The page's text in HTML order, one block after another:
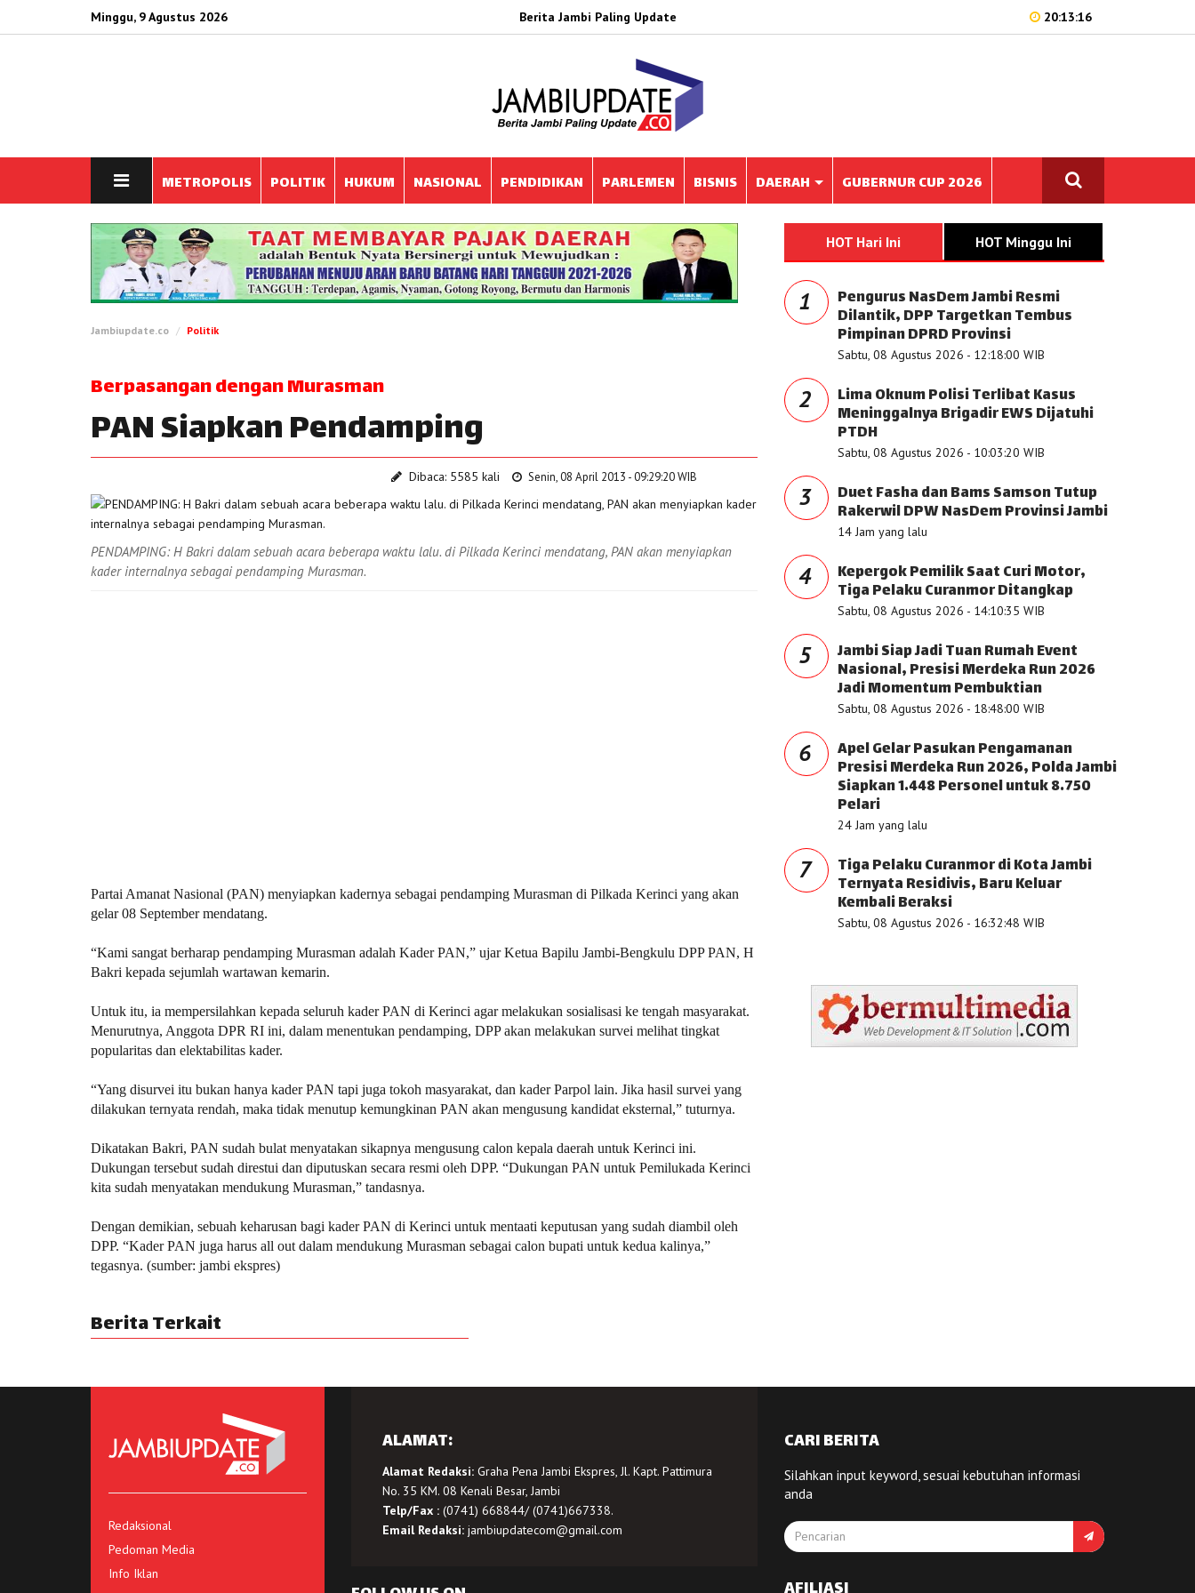
Minggu, 9 Agustus 2026 Berita Jambi Paling Update 20:13:16
METROPOLIS POLITIK HUKUM NASIONAL PENDIDIKAN PARLEMEN BISNIS DAERAH GUBERNUR CUP 2026
Jambiupdate.co Politik
Berpasangan dengan Murasman
PAN Siapkan Pendamping
Dibaca: 5585 kali Senin, 08 April 2013 - 09:29:20 WIB
PENDAMPING: H Bakri dalam sebuah acara beberapa waktu lalu. di Pilkada Kerinci mendatang, PAN akan menyiapkan
kader internalnya sebagai pendamping Murasman.
Partai Amanat Nasional (PAN) menyiapkan kadernya sebagai pendamping Murasman di Pilkada Kerinci yang akan
gelar 08 September mendatang.
“Kami sangat berharap pendamping Murasman adalah Kader PAN,” ujar Ketua Bapilu Jambi-Bengkulu DPP PAN, H
Bakri kepada sejumlah wartawan kemarin.
Untuk itu, ia mempersilahkan kepada seluruh kader PAN di Kerinci agar melakukan sosialisasi ke tengah masyarakat.
Menurutnya, Anggota DPR RI ini, dalam menentukan pendamping, DPP akan melakukan survei melihat tingkat
popularitas dan elektabilitas kader.
“Yang disurvei itu bukan hanya kader PAN tapi juga tokoh masyarakat, dan kader Parpol lain. Jika hasil survei yang
dilakukan ternyata rendah, maka tidak menutup kemungkinan PAN akan mengusung kandidat eksternal,” tuturnya.
Dikatakan Bakri, PAN sudah bulat menyatakan sikapnya mengusung calon kepala daerah untuk Kerinci ini.
Dukungan tersebut sudah direstui dan diputuskan secara resmi oleh DPP. “Dukungan PAN untuk Pemilukada Kerinci
kita sudah menyatakan mendukung Murasman,” tandasnya.
Dengan demikian, sebuah keharusan bagi kader PAN di Kerinci untuk mentaati keputusan yang sudah diambil oleh
DPP. “Kader PAN juga harus all out dalam mendukung Murasman sebagai calon bupati untuk kedua kalinya,”
tegasnya. (sumber: jambi ekspres)
Berita Terkait
HOT Hari Ini HOT Minggu Ini
1 Pengurus NasDem Jambi Resmi
Dilantik, DPP Targetkan Tembus
Pimpinan DPRD Provinsi
Sabtu, 08 Agustus 2026 - 12:18:00 WIB
2 Lima Oknum Polisi Terlibat Kasus
Meninggalnya Brigadir EWS Dijatuhi
PTDH
Sabtu, 08 Agustus 2026 - 10:03:20 WIB
3 Duet Fasha dan Bams Samson Tutup
Rakerwil DPW NasDem Provinsi Jambi
14 Jam yang lalu
4 Kepergok Pemilik Saat Curi Motor,
Tiga Pelaku Curanmor Ditangkap
Sabtu, 08 Agustus 2026 - 14:10:35 WIB
5 Jambi Siap Jadi Tuan Rumah Event
Nasional, Presisi Merdeka Run 2026
Jadi Momentum Pembuktian
Sabtu, 08 Agustus 2026 - 18:48:00 WIB
6 Apel Gelar Pasukan Pengamanan
Presisi Merdeka Run 2026, Polda Jambi
Siapkan 1.448 Personel untuk 8.750
Pelari
24 Jam yang lalu
7 Tiga Pelaku Curanmor di Kota Jambi
Ternyata Residivis, Baru Keluar
Kembali Beraksi
Sabtu, 08 Agustus 2026 - 16:32:48 WIB
Redaksional
Pedoman Media
Info Iklan
ALAMAT:
Alamat Redaksi:Graha Pena Jambi Ekspres, Jl. Kapt. Pattimura
No. 35 KM. 08 Kenali Besar, Jambi
Telp/Fax :(0741) 668844/ (0741)667338.
Email Redaksi: jambiupdatecom@gmail.com
CARI BERITA
Silahkan input keyword, sesuai kebutuhan informasi
anda